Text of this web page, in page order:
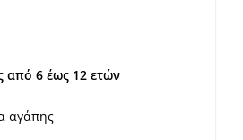
από 6 έως 12 ετών
αγάπης